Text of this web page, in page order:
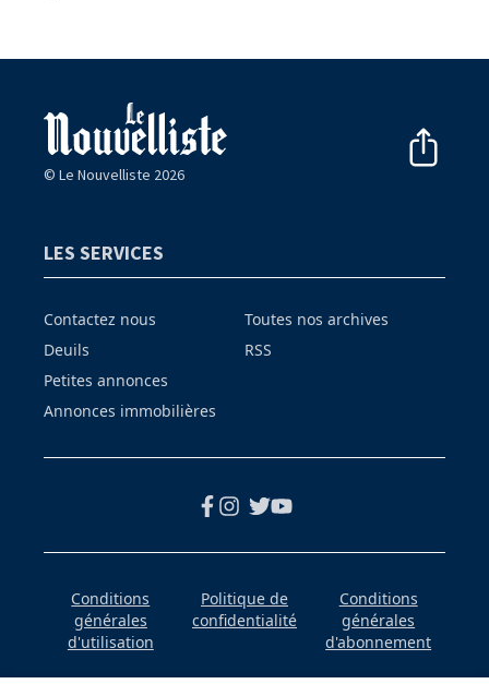
© Le Nouvelliste 2026
LES SERVICES
Contactez nous
Deuils
Petites annonces
Annonces immobilières
Toutes nos archives
RSS
Conditions
générales
d'utilisation
Politique de
confidentialité
Conditions
générales
d'abonnement